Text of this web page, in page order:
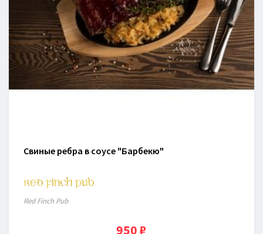
Свиные ребра в соусе "Барбекю"
Red Finch Pub
950 ₽